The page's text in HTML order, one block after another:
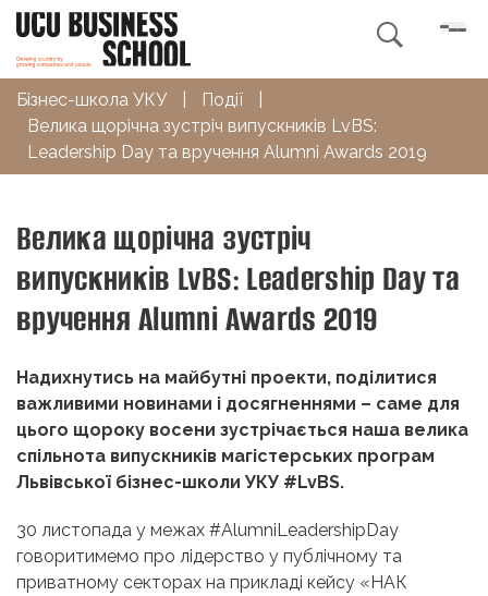

Бізнес-школа УКУ Події
Велика щорічна зустріч випускників LvBS:
Leadership Day та вручення Alumni Awards 2019
Велика щорічна зустріч
випускників LvBS: Leadership Day та
вручення Alumni Awards 2019
Надихнутись на майбутні проекти, поділитися
важливими новинами і досягненнями – саме для
цього щороку восени зустрічається наша велика
спільнота випускників магістерських програм
Львівської бізнес-школи УКУ #LvBS.
30 листопада у межах #AlumniLeadershipDay
говоритимемо про лідерство у публічному та
приватному секторах на прикладі кейсу «НАК